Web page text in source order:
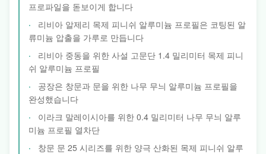
프로파일을 돋보이게 합니다
리비아 알제리 목제 피니쉬 알루미늄 프로필은 코팅된 알
류미늄 압출을 가루로 만듭니다
리비아 중동을 위한 사설 고문단 1.4 밀리미터 목제 피니
쉬 알루미늄 프로필
공장은 창문과 문을 위한 나무 무늬 알루미늄 프로필을
완성했습니다
이라크 말레이시아를 위한 0.4 밀리미터 나무 무늬 알루
미늄 프로필 열차단
창문 문 25 시리즈를 위한 양극 산화된 목제 피니쉬 알루